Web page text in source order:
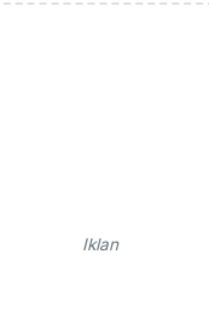
Iklan